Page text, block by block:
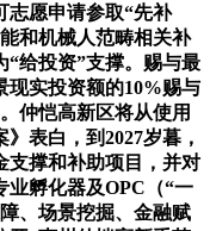
志愿申请参取“先补
和机械人范畴相关补
“给投资”支撑。赐与最
现实投资额的10%赐与
仲恺高新区将从使用
表白，到2027岁暮，
支撑和补助项目，并对
业孵化器及OPC（“一
、场景挖掘、金融赋